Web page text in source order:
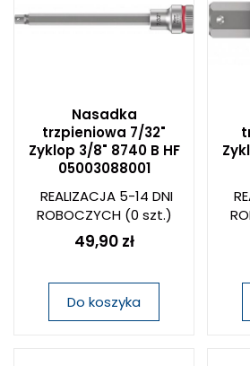
Nasadka
trzpieniowa 7/32"
Zyklop 3/8" 8740 B HF
05003088001
REALIZACJA 5-14 DNI
ROBOCZYCH(0 szt.)
49,90 zł
Do koszyka